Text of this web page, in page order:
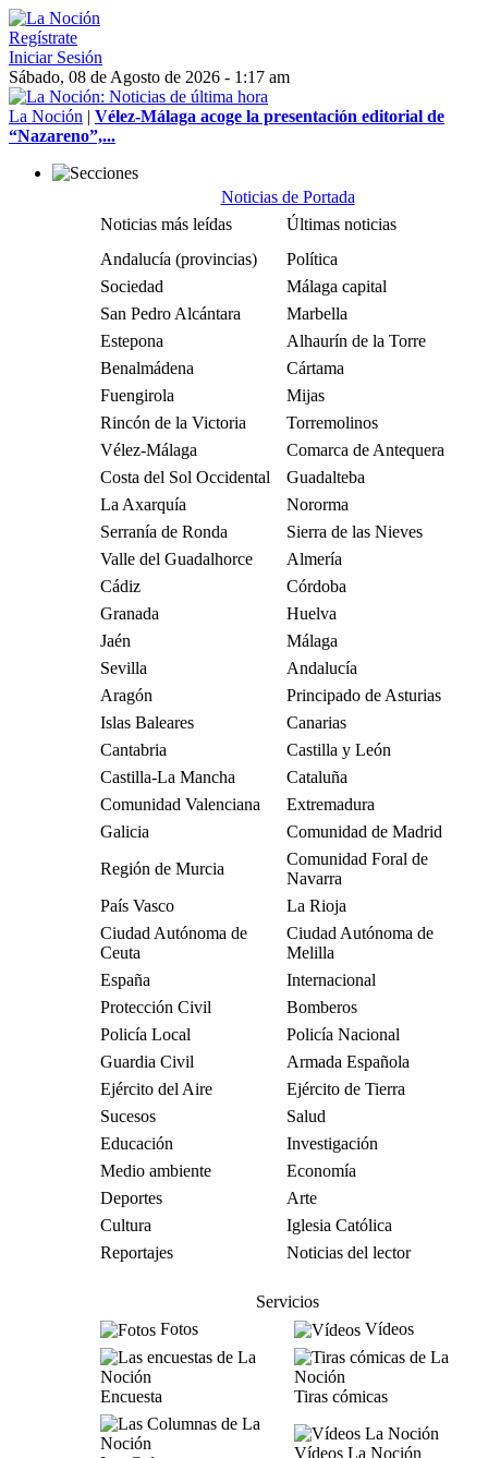
Regístrate
Iniciar Sesión
Sábado, 08 de Agosto de 2026 - 1:17 am
La Noción | Vélez-Málaga acoge la presentación editorial de
“Nazareno”,...
Noticias de Portada
Noticias más leídas
Últimas noticias
Andalucía (provincias)
Política
Sociedad
Málaga capital
San Pedro Alcántara
Marbella
Estepona
Alhaurín de la Torre
Benalmádena
Cártama
Fuengirola
Mijas
Rincón de la Victoria
Torremolinos
Vélez-Málaga
Comarca de Antequera
Costa del Sol Occidental
Guadalteba
La Axarquía
Nororma
Serranía de Ronda
Sierra de las Nieves
Valle del Guadalhorce
Almería
Cádiz
Córdoba
Granada
Huelva
Jaén
Málaga
Sevilla
Andalucía
Aragón
Principado de Asturias
Islas Baleares
Canarias
Cantabria
Castilla y León
Castilla-La Mancha
Cataluña
Comunidad Valenciana
Extremadura
Galicia
Comunidad de Madrid
Región de Murcia
Comunidad Foral de
Navarra
País Vasco
La Rioja
Ciudad Autónoma de
Ceuta
Ciudad Autónoma de
Melilla
España
Internacional
Protección Civil
Bomberos
Policía Local
Policía Nacional
Guardia Civil
Armada Española
Ejército del Aire
Ejército de Tierra
Sucesos
Salud
Educación
Investigación
Medio ambiente
Economía
Deportes
Arte
Cultura
Iglesia Católica
Reportajes
Noticias del lector
Servicios
Fotos
Vídeos
Encuesta Tiras cómicas
Vídeos La Noción